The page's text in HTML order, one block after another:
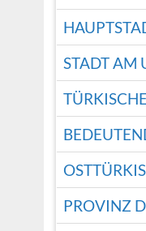
STADT AM
PROVINZ